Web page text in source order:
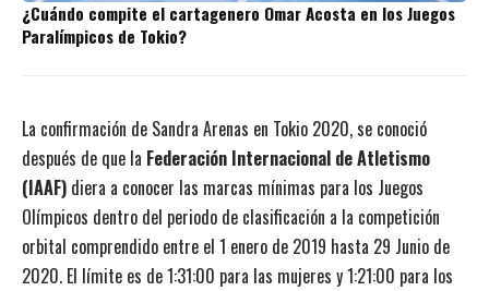
¿Cuándo compite el cartagenero Omar Acosta en los Juegos
Paralímpicos de Tokio?
La confirmación de Sandra Arenas en Tokio 2020, se conoció
después de que la Federación Internacional de Atletismo
(IAAF) diera a conocer las marcas mínimas para los Juegos
Olímpicos dentro del periodo de clasificación a la competición
orbital comprendido entre el 1 enero de 2019 hasta 29 Junio de
2020. El límite es de 1:31:00 para las mujeres y 1:21:00 para los